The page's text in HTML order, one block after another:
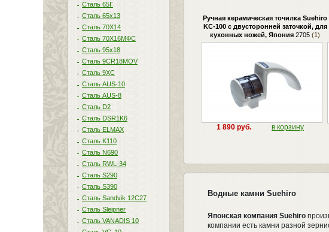
Сталь 65Г
Сталь 65х13
Сталь 70Х14
Сталь 70Х16МФС
Сталь 95х18
Сталь 9CR18MOV
Сталь 9ХС
Сталь AUS-10
Сталь AUS-8
Сталь D2
Сталь DSR1K6
Сталь ELMAX
Сталь K110
Сталь N690
Сталь RWL-34
Сталь S290
Сталь S390
Сталь Sandvik 12C27
Сталь Sleipner
Сталь VANADIS 10
Ручная керамическая точилка Suehiro
KC-100 с двусторонней заточкой, для
кухонных ножей, Япония 2705 (1)
1 890 руб. в корзину
Водные камни Suehiro
Японская компания Suehiro
компании есть камни разной